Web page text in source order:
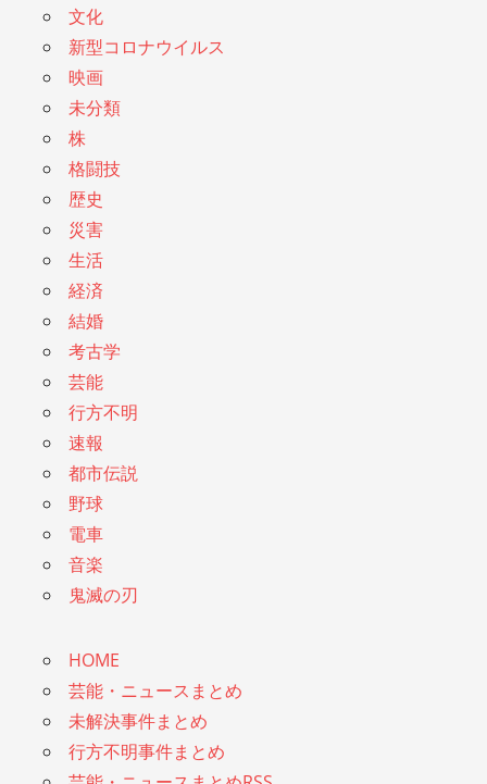
文化
新型コロナウイルス
映画
未分類
株
格闘技
歴史
災害
生活
経済
結婚
考古学
芸能
行方不明
速報
都市伝説
野球
電車
音楽
鬼滅の刃
HOME
芸能・ニュースまとめ
未解決事件まとめ
行方不明事件まとめ